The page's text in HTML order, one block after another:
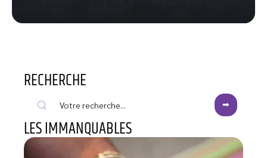
RECHERCHE
LES IMMANQUABLES